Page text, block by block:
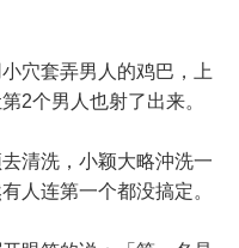
穴套弄男人的鸡巴，上
2个男人也射了出来。
清洗，小颖大略沖洗一
人连第一个都没搞定。